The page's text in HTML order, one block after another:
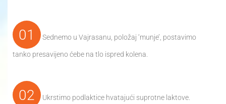
01 Sednemo u Vajrasanu, položaj ‘munje’, postavimo
tanko presavijeno ćebe na tlo ispred kolena.
02 Ukrstimo podlaktice hvatajući suprotne laktove.